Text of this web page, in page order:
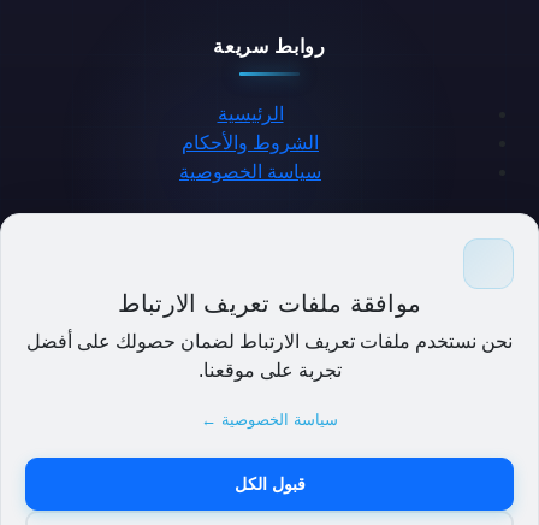
موافقة ملفات تعريف الارتباط
نحن نستخدم ملفات تعريف الارتباط لضمان حصولك على أفضل
تجربة على موقعنا.
سياسة الخصوصية ←
قبول الكل
روابط سريعة
الرئيسية
الشروط والأحكام
سياسة الخصوصية